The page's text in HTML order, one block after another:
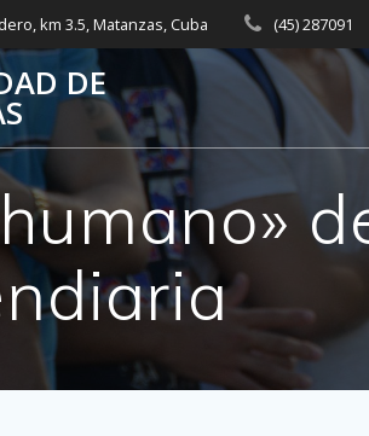
km 3.5, Matanzas, Cuba (45) 287091
DE